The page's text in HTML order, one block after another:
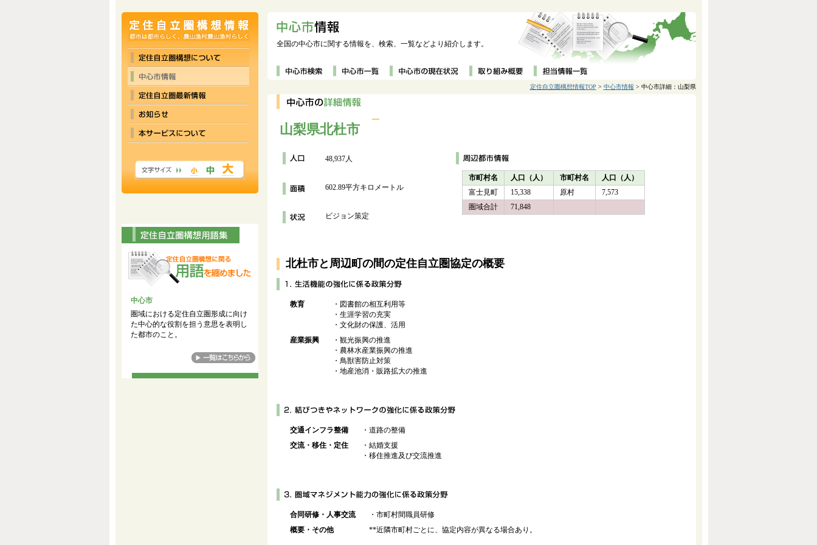
全国の中心市に関する情報を、検索、一覧などより紹介します。
定住自立圏構想情報TOP > 中心市情報 > 中心市詳細：山梨県
山梨県北杜市
48,937人
602.89平方キロメートル
ビジョン策定
市町村名 人口（人） 市町村名
人口（人）
富士見町
15,338 原村
7,573
圏域合計
71,848
北杜市と周辺町の間の定住自立圏協定の概要
教育
・図書館の相互利用等
・生涯学習の充実
・文化財の保護、活用
産業振興
・観光振興の推進
・農林水産業振興の推進
・鳥獣害防止対策
・地産池消・販路拡大の推進
交通インフラ整備
・道路の整備
交流・移住・定住
・結婚支援
・移住推進及び交流推進
合同研修・人事交流
・市町村間職員研修
概要・その他
**近隣市町村ごとに、協定内容が異なる場合あり。
中心市
圏域における定住自立圏形成に向け
た中心的な役割を担う意思を表明し
た都市のこと。